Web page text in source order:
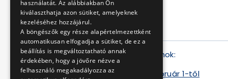
Csatolt dokumentumok:
Sikló jegyárak február 1-től
használatát. Az alábbiakban Ön
kiválaszthatja azon sütiket, amelyeknek
kezeléséhez hozzájárul.
A böngészők egy része alapértelmezettként
automatikusan elfogadja a sütiket, de ez a
beállítás is megváltoztatható annak
érdekében, hogy a jövőre nézve a
felhasználó megakadályozza az